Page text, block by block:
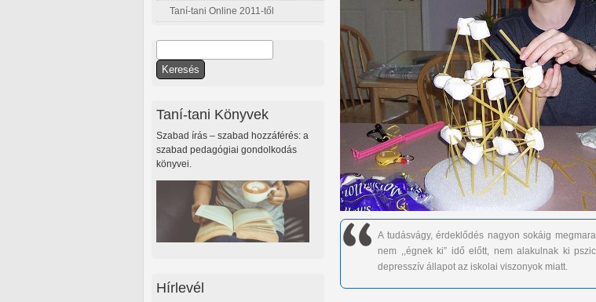
A tudásvágy, érdeklődés nagyon sokáig
nem ,,égnek ki” idő előtt, nem alakulnak ki
depresszív állapot az iskolai viszonyok miatt.
Taní-tani Online 2011-től
Keresés űrlap
Taní-tani Könyvek
Szabad írás – szabad hozzáférés: a
szabad pedagógiai gondolkodás
könyvei.
Hírlevél